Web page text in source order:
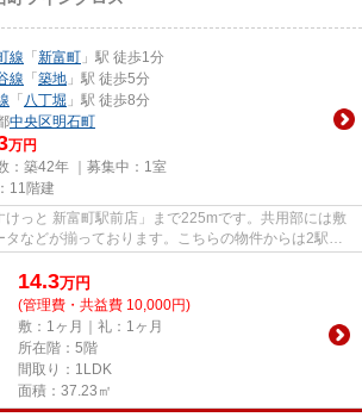
線 「 新富町 」駅 徒歩1分
線 「 築地 」駅 徒歩5分
「 八丁堀 」駅 徒歩8分
中央区明石町
万円
：築42年 ｜募集中： 1室
11階建
っと 新富町駅前店」まで225mです。共用部には敷
などが揃っております。こちらの物件からは2駅が
り...
14.3万円
(管理費・共益費 10,000円)
敷：1ヶ月｜礼：1ヶ月
所在階：5階
間取り：1LDK
面積：37.23㎡